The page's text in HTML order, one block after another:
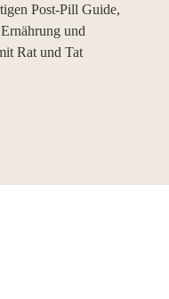
Post-Pill Guide,
und
Rat und Tat